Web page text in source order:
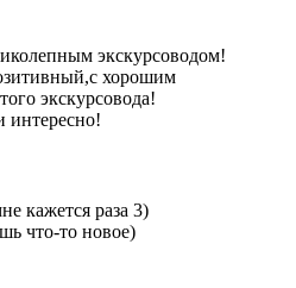
экскурсоводом!
хорошим
экскурсовода!
интересно!
кажется раза 3)
что-то новое)